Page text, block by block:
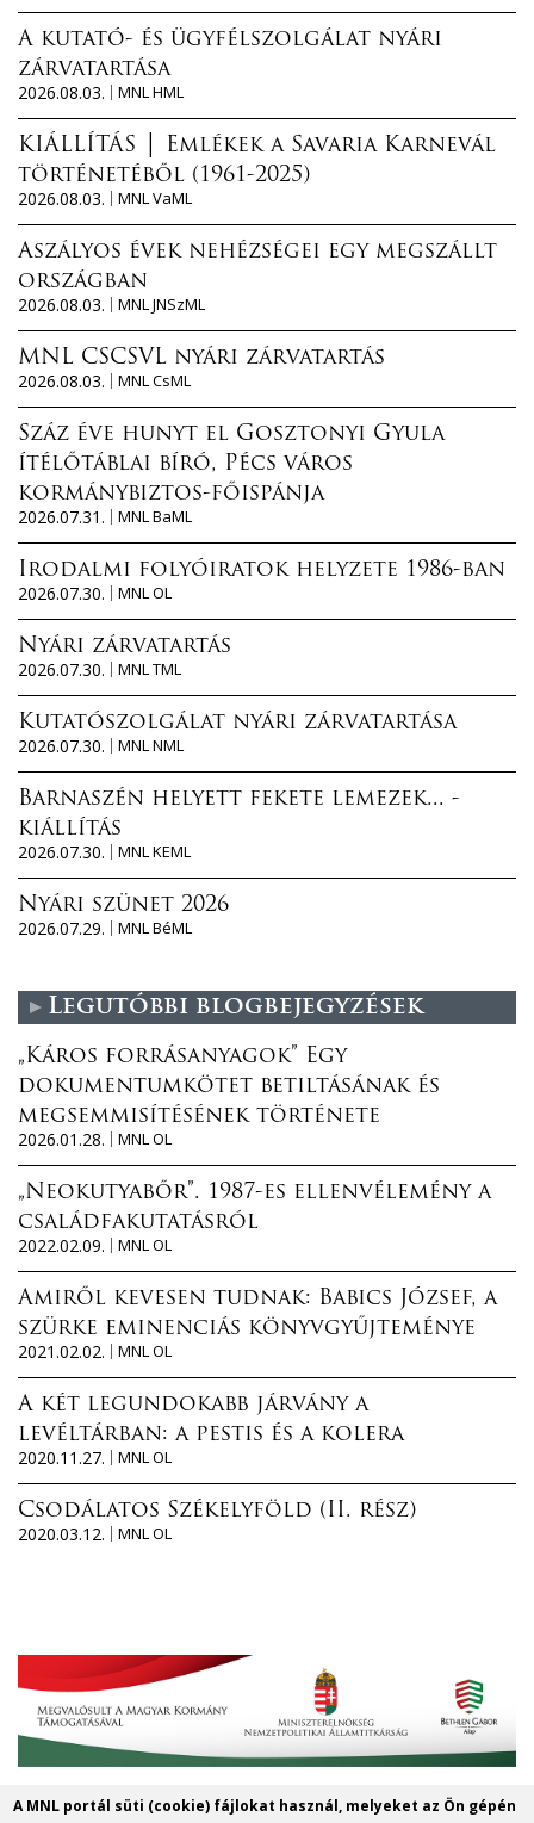
A kutató- és ügyfélszolgálat nyári
zárvatartása
2026.08.03.
MNL HML
KIÁLLÍTÁS │ Emlékek a Savaria Karnevál
történetéből (1961-2025)
2026.08.03.
MNL VaML
Aszályos évek nehézségei egy megszállt
országban
2026.08.03.
MNL JNSzML
MNL CSCSVL nyári zárvatartás
2026.08.03.
MNL CsML
Száz éve hunyt el Gosztonyi Gyula
ítélőtáblai bíró, Pécs város
kormánybiztos-főispánja
2026.07.31.
MNL BaML
Irodalmi folyóiratok helyzete 1986-ban
2026.07.30.
MNL OL
Nyári zárvatartás
2026.07.30.
MNL TML
Kutatószolgálat nyári zárvatartása
2026.07.30.
MNL NML
Barnaszén helyett fekete lemezek... -
kiállítás
2026.07.30.
MNL KEML
Nyári szünet 2026
2026.07.29.
MNL BéML
Legutóbbi blogbejegyzések
„Káros forrásanyagok” Egy
dokumentumkötet betiltásának és
megsemmisítésének története
2026.01.28.
MNL OL
„Neokutyabőr”. 1987-es ellenvélemény a
családfakutatásról
2022.02.09.
MNL OL
Amiről kevesen tudnak: Babics József, a
szürke eminenciás könyvgyűjteménye
2021.02.02.
MNL OL
A két legundokabb járvány a
levéltárban: a pestis és a kolera
2020.11.27.
MNL OL
Csodálatos Székelyföld (II. rész)
2020.03.12.
MNL OL
A MNL portál süti (cookie) fájlokat használ, melyeket az Ön gépén